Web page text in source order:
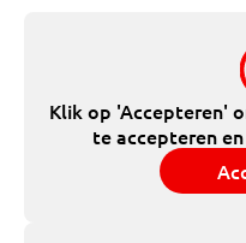
Klik op 'Accepteren'
te accepteren